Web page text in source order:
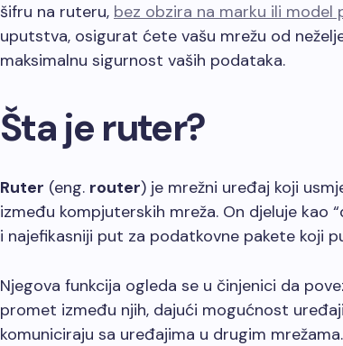
šifru na ruteru, bez obzira na marku ili model
uputstva, osigurat ćete vašu mrežu od
maksimalnu sigurnost vaših podataka.
Šta je ruter?
Ruter (eng. router) je mrežni uređaj koji
između kompjuterskih mreža. On djeluje kao
i najefikasniji put za podatkovne pakete koji
Njegova funkcija ogleda se u činjenici da
promet između njih, dajući mogućnost
komuniciraju sa uređajima u drugim mrežama.